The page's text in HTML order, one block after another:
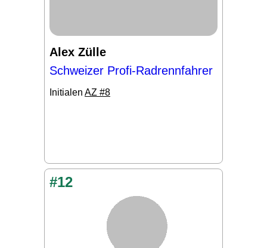
Alex Zülle
Schweizer Profi-Radrennfahrer
Initialen AZ #8
#12